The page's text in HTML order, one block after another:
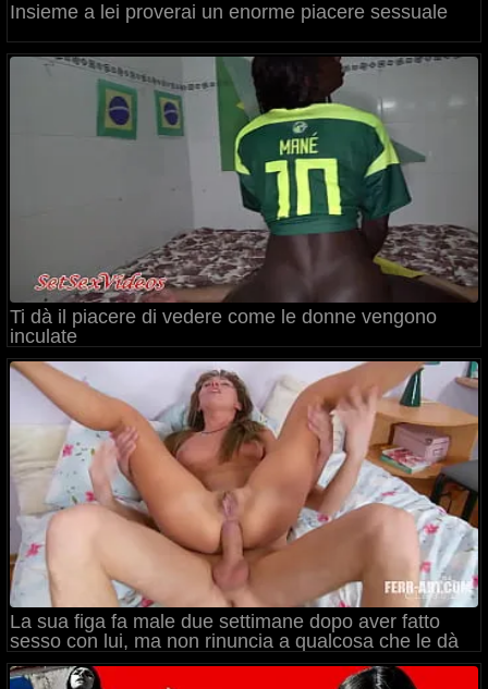
Insieme a lei proverai un enorme piacere sessuale
Ti dà il piacere di vedere come le donne vengono
inculate
La sua figa fa male due settimane dopo aver fatto
sesso con lui, ma non rinuncia a qualcosa che le dà
piacere